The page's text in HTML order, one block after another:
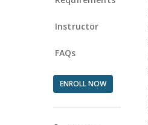
Instructor
FAQs
ENROLL NOW